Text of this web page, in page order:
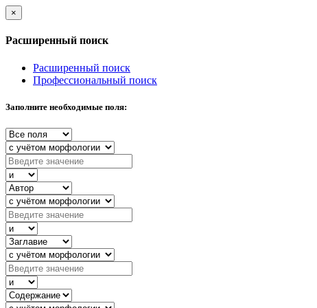
×
Расширенный поиск
Расширенный поиск
Профессиональный поиск
Заполните необходимые поля: